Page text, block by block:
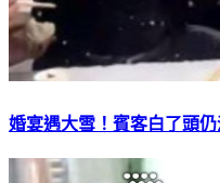
婚宴遇大雪！賓客白了頭